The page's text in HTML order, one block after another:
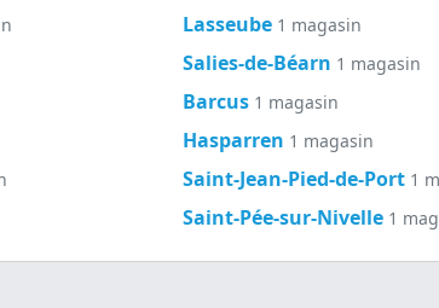
Lasseube 1 magasin
Salies-de-Béarn 1 magasin
Barcus 1 magasin
Hasparren 1 magasin
Saint-Jean-Pied-de-Port 1
Saint-Pée-sur-Nivelle 1